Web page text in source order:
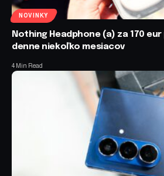
NOVINKY
Nothing Headphone (a) za 170
denne niekoľko mesiacov
4 Min Read